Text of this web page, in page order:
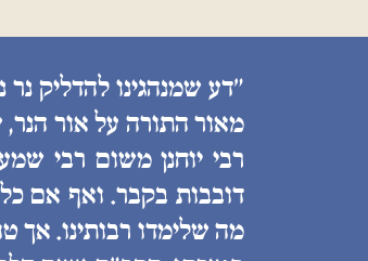
״דע שמנהגינו להדליק
מאור התורה על אור
רבי יוחנן משום רבי
דובבות בקבר. ואף אם כל
מה שלימדו רבותינו. אך